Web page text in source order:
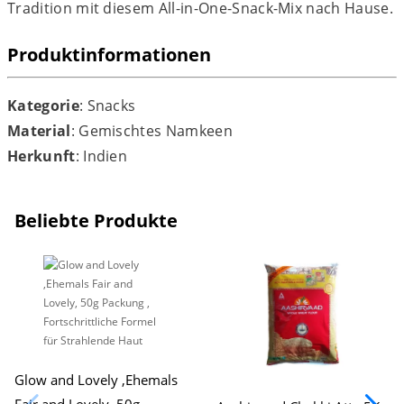
Tradition mit diesem All-in-One-Snack-Mix nach Hause.
Produktinformationen
Kategorie: Snacks
Material: Gemischtes Namkeen
Herkunft: Indien
Beliebte Produkte
Glow and Lovely ,Ehemals